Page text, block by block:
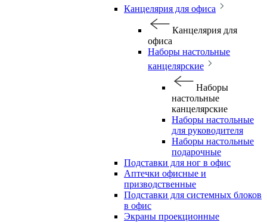
Канцелярия для офиса
Канцелярия для
офиса
Наборы настольные
канцелярские
Наборы
настольные
канцелярские
Наборы настольные
для руководителя
Наборы настольные
подарочные
Подставки для ног в офис
Аптечки офисные и
призводственные
Подставки для системных блоков
в офис
Экраны проекционные